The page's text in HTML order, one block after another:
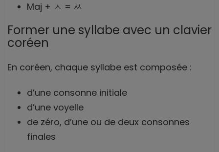
Maj + ㅅ = ㅆ
Former une syllabe avec un clavier
coréen
En coréen, chaque syllabe est composée :
d’une consonne initiale
d’une voyelle
de zéro, d’une ou de deux consonnes
finales